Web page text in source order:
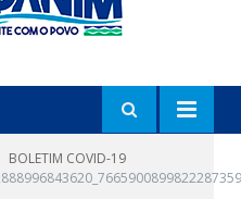
BOLETIM COVID-19